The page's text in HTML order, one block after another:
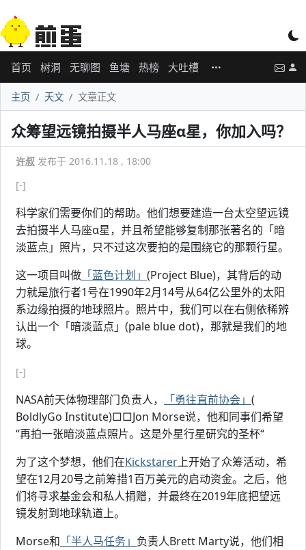
首页 树洞 无聊图 鱼塘 热榜 大吐槽
主页 天文 文章正文
众筹望远镜拍摄半人马座α星，你加入吗？
许叔 发布于 2016.11.18 , 18:00
[-]
科学家们需要你们的帮助。他们想要建造一台太空望远镜
去拍摄半人马座α星，并且希望能够复制那张著名的「暗
淡蓝点」照片，只不过这次要拍的是围绕它的那颗行星。
这一项目叫做 「蓝色计划」 (Project Blue)，其背后的动
力就是旅行者1号在1990年2月14号从64亿公里外的太阳
系边缘拍摄的地球照片。照片中，我们可以在右侧依稀辨
认出一个「暗淡蓝点」(pale blue dot)，那就是我们的地
球。
[-]
NASA前天体物理部门负责人， 「勇往直前协会」 (
BoldlyGo Institute)□□Jon Morse说，他和同事们希望
“再拍一张暗淡蓝点照片。这是外星行星研究的圣杯“
为了这个梦想，他们在Kickstarer上开始了众筹活动，希
望在12月20号之前筹措1百万美元的启动资金。之后，他
们将寻求基金会和私人捐赠，并最终在2019年底把望远
镜发射到地球轨道上。
Morse和 「半人马任务」 负责人Brett Marty说，他们相